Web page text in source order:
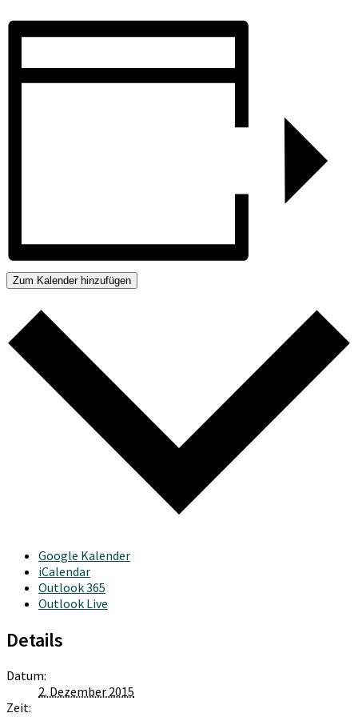
Zum Kalender hinzufügen
Google Kalender
iCalendar
Outlook 365
Outlook Live
Details
Datum:
2. Dezember 2015
Zeit: